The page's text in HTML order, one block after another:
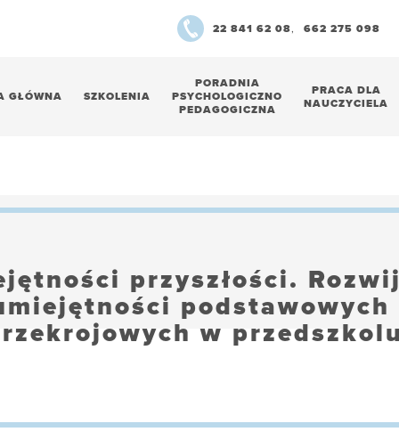
22 841 62 08 662 275 098
GŁÓWNA SZKOLENIA
PORADNIA
PSYCHOLOGICZNO
PEDAGOGICZNA
PRACA DLA
NAUCZYCIELA
przyszłości.
podstawowych
w